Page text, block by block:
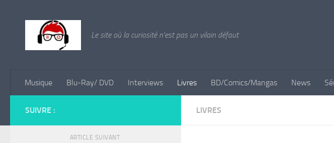
Le site où la curiosité n'est pas un vilain défaut
Musique Blu-Ray/ DVD Interviews Livres BD/Comics/Mangas News
LIVRES
SUIVRE :
ARTICLE SUIVANT